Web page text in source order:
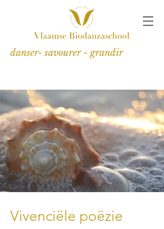
danser- savourer - grandir
Vivenciële poëzie